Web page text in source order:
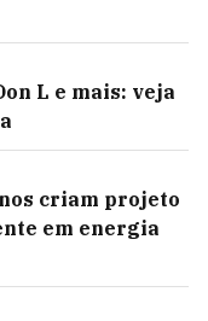
L e mais: veja
criam projeto
em energia